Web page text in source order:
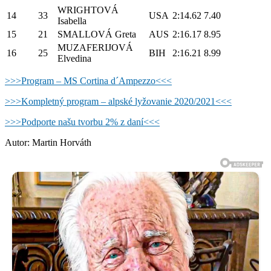
14
33
WRIGHTOVÁ
Isabella
USA 2:14.62 7.40
15
21 SMALLOVÁ Greta AUS 2:16.17 8.95
16
25
MUZAFERIJOVÁ
Elvedina
BIH 2:16.21 8.99
>>>Program – MS Cortina d´Ampezzo<<<
>>>Kompletný program – alpské lyžovanie 2020/2021<<<
>>>Podporte našu tvorbu 2% z daní<<<
Autor: Martin Horváth